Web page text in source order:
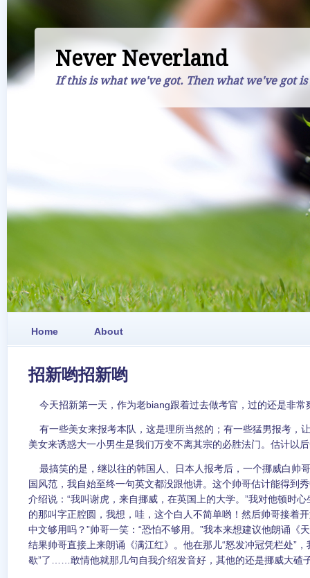
Never Neverland
If this is what we've got. Then what we've got is
Home About
招新哟招新哟
今天招新第一天，作为老biang跟着过去做考官，过的还是非常
有一些美女来报考本队，这是理所当然的；有一些猛男报考，
美女来诱惑大一小男生是我们万变不离其宗的必胜法门。估计以
最搞笑的是，继以往的韩国人、日本人报考后，一个挪威白帅
国风范，我自始至终一句英文都没跟他讲。这个帅哥估计能得到
介绍说：“我叫谢虎，来自挪威，在英国上的大学。”我对他顿时
的那叫字正腔圆，我想，哇，这个白人不简单哟！然后帅哥接着
中文够用吗？”帅哥一笑：“恐怕不够用。”我本来想建议他朗诵《
结果帅哥直接上来朗诵《满江红》。他在那儿“怒发冲冠凭栏处”
歇”了……敢情他就那几句自我介绍发音好，其他的还是挪威大